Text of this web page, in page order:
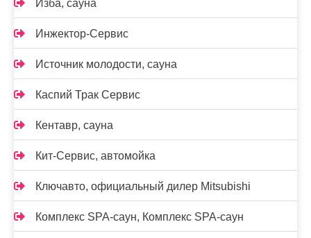
Изба, сауна
Инжектор-Сервис
Источник молодости, сауна
Каспий Трак Сервис
Кентавр, сауна
Кит-Сервис, автомойка
Ключавто, официальный дилер Mitsubishi
Комплекс SPA-саун, Комплекс SPA-саун